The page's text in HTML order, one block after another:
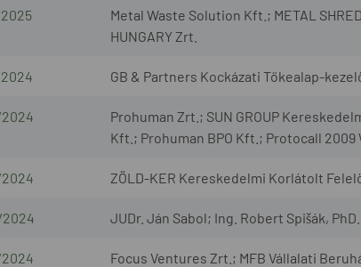
Metal Waste Solution Kft.; METAL
HUNGARY Zrt.
GB & Partners Kockázati Tőkealap-
Prohuman Zrt.; SUN GROUP
Kft.; Prohuman BPO Kft.; Protocall
ZÖLD-KER Kereskedelmi Korlátolt
2024 JUDr. Ján Sabol; Ing. Robert Spišák,
Focus Ventures Zrt.; MFB Vállalati